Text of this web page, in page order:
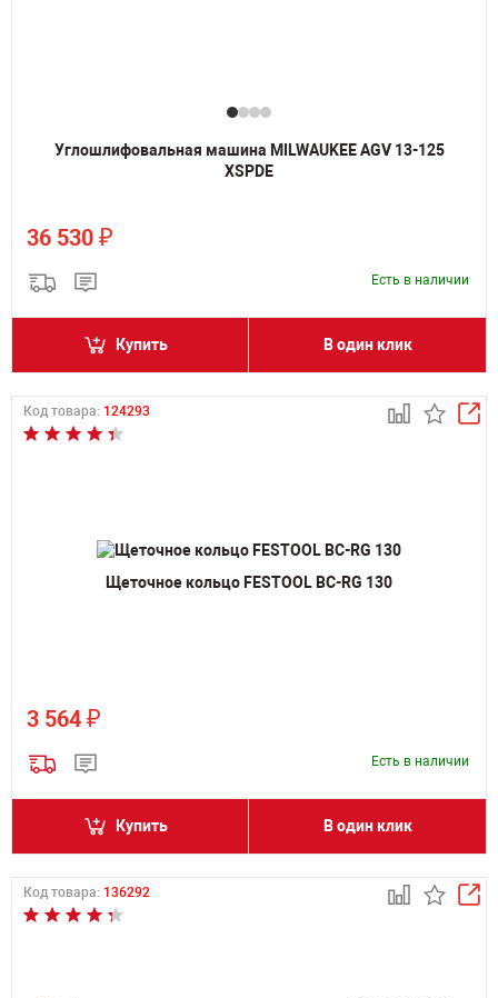
Углошлифовальная машина MILWAUKEE AGV 13-125
XSPDE
36 530 ₽
Есть в наличии
Купить В один клик
Код товара: 124293
Щеточное кольцо FESTOOL BC-RG 130
3 564 ₽
Есть в наличии
Купить В один клик
Код товара: 136292